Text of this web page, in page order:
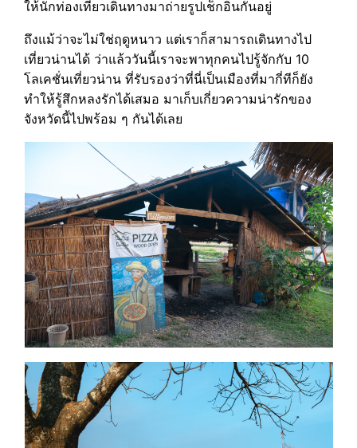
ให้นักท่องเที่ยวเดินทางมาถ่ายรูปเช็กอินกันอยู่
ถึงแม้ว่าจะไม่ใช่ฤดูหนาว แต่เราก็สามารถเดินทางไป
เที่ยวน่านได้ ว่าแล้ววันนี้เราจะพาทุกคนไปรู้จักกับ 10
โลเคชั่นเที่ยวน่าน ที่รับรองว่าที่นี่เป็นเมืองที่มากี่ทีก็ยัง
ทำให้รู้สึกหลงรักได้เสมอ มาเก็บเกี่ยวความน่ารักของ
จังหวัดนี้ไปพร้อม ๆ กันได้เลย